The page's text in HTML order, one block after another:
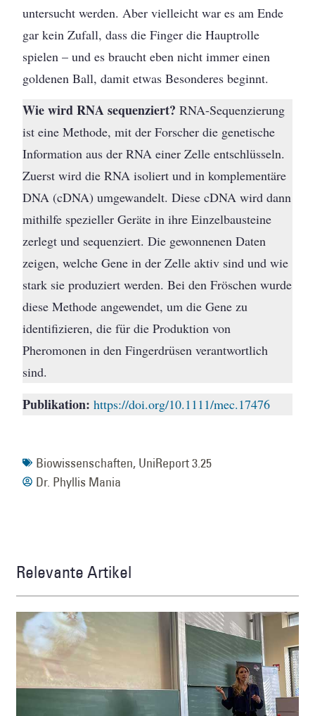
untersucht werden. Aber vielleicht war es am Ende
gar kein Zufall, dass die Finger die Hauptrolle
spielen – und es braucht eben nicht immer einen
goldenen Ball, damit etwas Besonderes beginnt.
Wie wird RNA sequenziert? RNA-Sequenzierung
ist eine Methode, mit der Forscher die genetische
Information aus der RNA einer Zelle entschlüsseln.
Zuerst wird die RNA isoliert und in komplementäre
DNA (cDNA) umgewandelt. Diese cDNA wird dann
mithilfe spezieller Geräte in ihre Einzelbausteine
zerlegt und sequenziert. Die gewonnenen Daten
zeigen, welche Gene in der Zelle aktiv sind und wie
stark sie produziert werden. Bei den Fröschen wurde
diese Methode angewendet, um die Gene zu
identifizieren, die für die Produktion von
Pheromonen in den Fingerdrüsen verantwortlich
sind.
Publikation: https://doi.org/10.1111/mec.17476
Biowissenschaften, UniReport 3.25
Dr. Phyllis Mania
Relevante Artikel